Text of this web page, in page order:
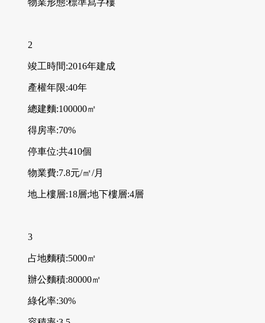
物業形態:標準寫字樓
2
竣工時間:2016年建成
產權年限:40年
總建麵:100000㎡
得房率:70%
停車位:共410個
物業費:7.8元/㎡/月
地上樓層:18層;地下樓層:4層
3
占地麵積:5000㎡
辦公麵積:80000㎡
綠化率:30%